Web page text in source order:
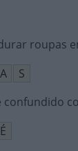
roupas
A
S
confundido
É